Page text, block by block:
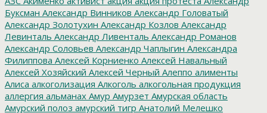
Буксман Александр Винников Александр Головатый
Александр Золотухин Александр Козлов Александр
Левинталь Александр Ливенталь Александр Романов
Александр Соловьев Александр Чаплыгин Александра
Филиппова Алексей Корниенко Алексей Навальный
Алексей Хозяйский Алексей Черный Алеппо алименты
Алиса алкоголизация Алкоголь алкогольная продукция
аллергия альманах Амур Амурзет Амурская область
Амурский полоз амурский тигр Анатолий Мелешко